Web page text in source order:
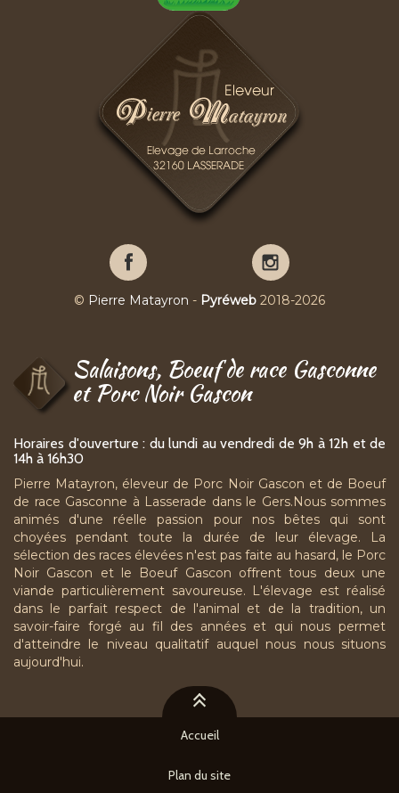
Pierre
sur
Pierre
sur
© Pierre Matayron - Pyréweb2018-2026
Salaisons, Boeuf de race Gasconne
et Porc Noir Gascon
Horaires d'ouverture : du lundi au vendredi de 9h à 12h et de
14h à 16h30
Pierre Matayron, éleveur de Porc Noir Gascon et de Boeuf
de race Gasconne à Lasserade dans le Gers.Nous sommes
animés d'une réelle passion pour nos bêtes qui sont
choyées pendant toute la durée de leur élevage. La
sélection des races élevées n'est pas faite au hasard, le Porc
Noir Gascon et le Boeuf Gascon offrent tous deux une
viande particulièrement savoureuse. L'élevage est réalisé
dans le parfait respect de l'animal et de la tradition, un
savoir-faire forgé au fil des années et qui nous permet
d'atteindre le niveau qualitatif auquel nous nous situons
aujourd'hui.
Accueil
Plan du site